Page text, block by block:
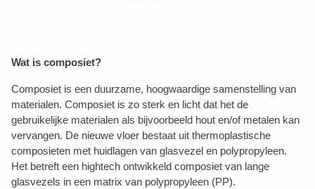
Wat is composiet?
Composiet is een duurzame, hoogwaardige samenstelling van
materialen. Composiet is zo sterk en licht dat het de
gebruikelijke materialen als bijvoorbeeld hout en/of metalen kan
vervangen. De nieuwe vloer bestaat uit thermoplastische
composieten met huidlagen van glasvezel en polypropyleen.
Het betreft een hightech ontwikkeld composiet van lange
glasvezels in een matrix van polypropyleen (PP).